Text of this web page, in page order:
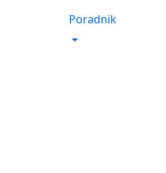
Poradnik